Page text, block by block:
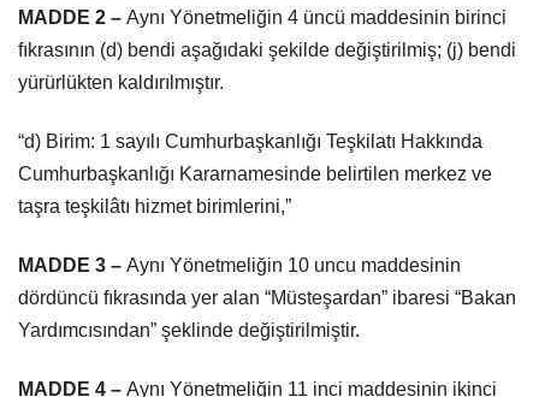
MADDE 2 – Aynı Yönetmeliğin 4 üncü maddesinin birinci
fıkrasının (d) bendi aşağıdaki şekilde değiştirilmiş; (j) bendi
yürürlükten kaldırılmıştır.
“d) Birim: 1 sayılı Cumhurbaşkanlığı Teşkilatı Hakkında
Cumhurbaşkanlığı Kararnamesinde belirtilen merkez ve
taşra teşkilâtı hizmet birimlerini,”
MADDE 3 – Aynı Yönetmeliğin 10 uncu maddesinin
dördüncü fıkrasında yer alan “Müsteşardan” ibaresi “Bakan
Yardımcısından” şeklinde değiştirilmiştir.
MADDE 4 – Aynı Yönetmeliğin 11 inci maddesinin ikinci